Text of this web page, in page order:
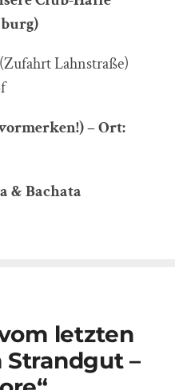
Lahnstraße)
– Ort:
& Bachata
letzten
Strandgut –